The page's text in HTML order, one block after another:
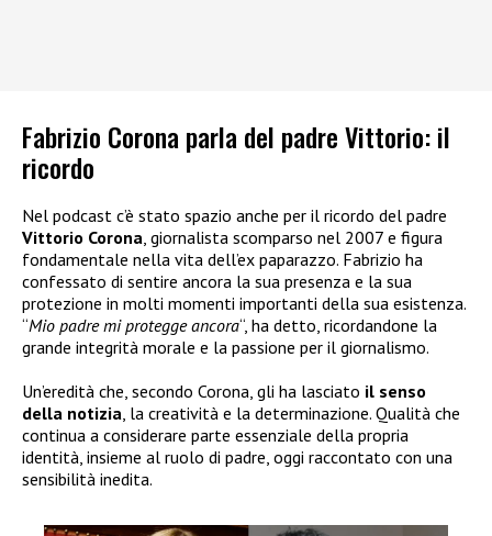
Fabrizio Corona parla del padre Vittorio: il
ricordo
Nel podcast c’è stato spazio anche per il ricordo del padre
Vittorio Corona , giornalista scomparso nel 2007 e figura
fondamentale nella vita dell’ex paparazzo. Fabrizio ha
confessato di sentire ancora la sua presenza e la sua
protezione in molti momenti importanti della sua esistenza.
“Mio padre mi protegge ancora“, ha detto, ricordandone la
grande integrità morale e la passione per il giornalismo.
Un’eredità che, secondo Corona, gli ha lasciato il senso
della notizia , la creatività e la determinazione. Qualità che
continua a considerare parte essenziale della propria
identità, insieme al ruolo di padre, oggi raccontato con una
sensibilità inedita.